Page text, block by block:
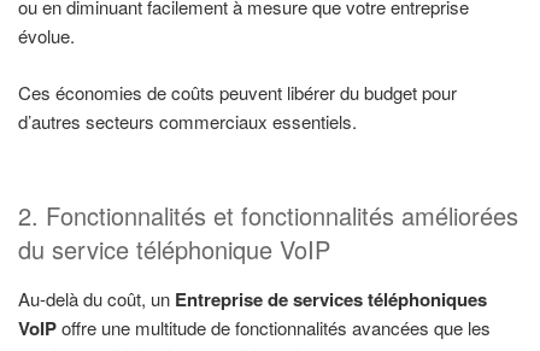
ou en diminuant facilement à mesure que votre entreprise
évolue.
Ces économies de coûts peuvent libérer du budget pour
d’autres secteurs commerciaux essentiels.
2. Fonctionnalités et fonctionnalités améliorées
du service téléphonique VoIP
Au-delà du coût, un Entreprise de services téléphoniques
VoIPoffre une multitude de fonctionnalités avancées que les